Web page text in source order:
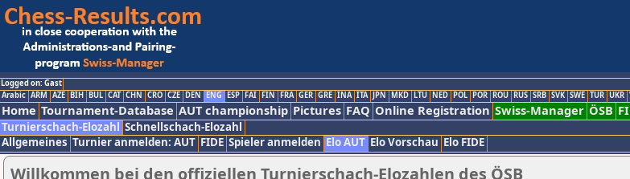
Logged on: Gast
Arabic ARM AZE BIH BUL CAT CHN CRO CZE DEN ENG ESP FAI FIN FRA GER GRE INA ITA JPN MKD LTU NED POL POR ROU RUS SRB SVK SWE TUR UKR
Home Tournament-Database AUT championship Pictures FAQ Online Registration Swiss-Manager ÖSB
Turnierschach-Elozahl Schnellschach-Elozahl
Allgemeines Turnier anmelden: AUT FIDE Spieler anmelden Elo AUT Elo Vorschau Elo FIDE
Willkommen bei den offiziellen Turnierschach-Elozahlen des ÖSB